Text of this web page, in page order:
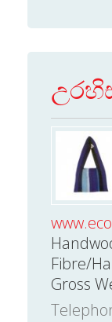
Fibre/
Gross